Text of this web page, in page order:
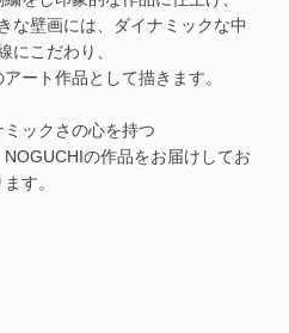
な壁画には、ダイナミックな中
にこだわり、
ート作品として描きます。
ックさの心を持つ
の作品をお届けしてお
ます。